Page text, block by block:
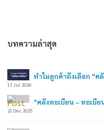
บทความล่าสุด
ทำไมลูกค้าถึงเลือก “คลั
17 Jul 2026
“คลังทะเบียน – ทะเบียน
21 Dec 2025